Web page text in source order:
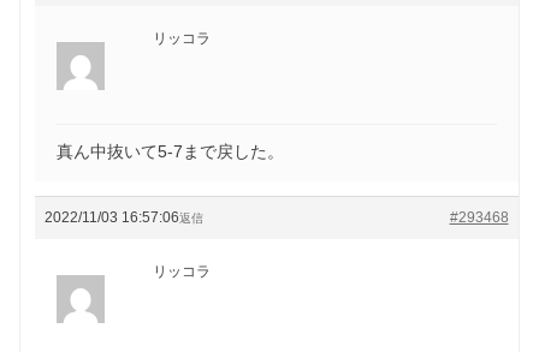
リッコラ
真ん中抜いて5-7まで戻した。
2022/11/03 16:57:06 #293468
返信
リッコラ